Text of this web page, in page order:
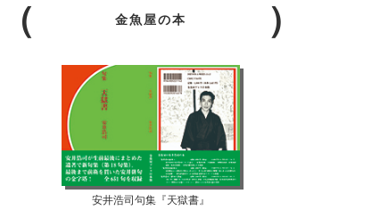
金魚屋の本
安井浩司句集『天獄書』